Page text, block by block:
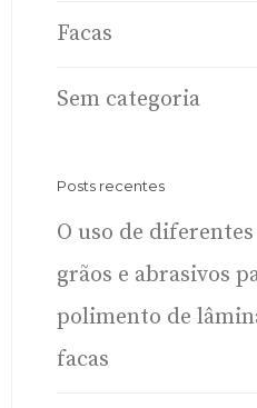
Facas
Sem categoria
Posts recentes
O uso de
grãos e abrasivos
polimento de
facas